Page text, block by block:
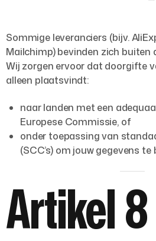
Sommige leveranciers (bijv.
Mailchimp) bevinden zich buiten
Wij zorgen ervoor dat doorgifte
alleen plaatsvindt:
naar landen met een
Europese Commissie, of
onder toepassing van
(SCC’s)om jouw gegevens te
Artikel